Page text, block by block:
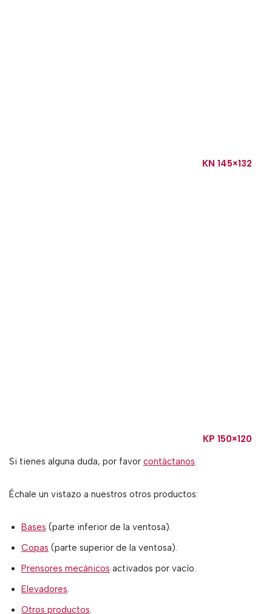
KN 145×132
KP 150×120
Si tienes alguna duda, por favor contáctanos.
Échale un vistazo a nuestros otros productos:
Bases (parte inferior de la ventosa).
Copas (parte superior de la ventosa).
Prensores mecánicos activados por vacío.
Elevadores.
Otros productos.